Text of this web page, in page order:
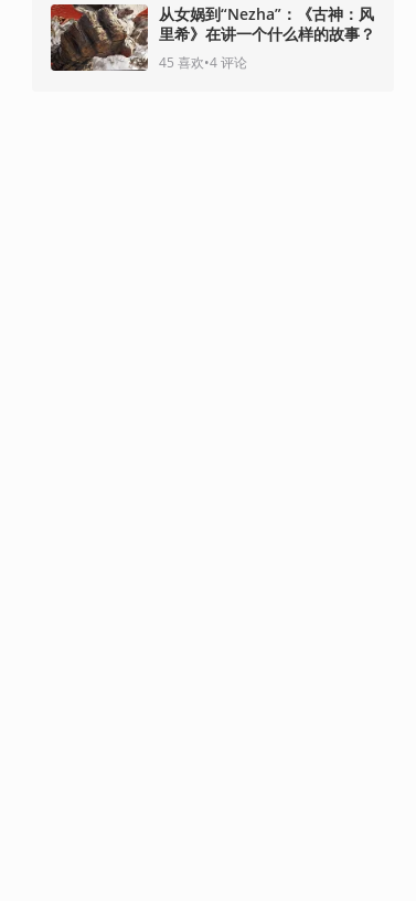
从女娲到“Nezha”：《古神：风
里希》在讲一个什么样的故事？
45 喜欢•4评论